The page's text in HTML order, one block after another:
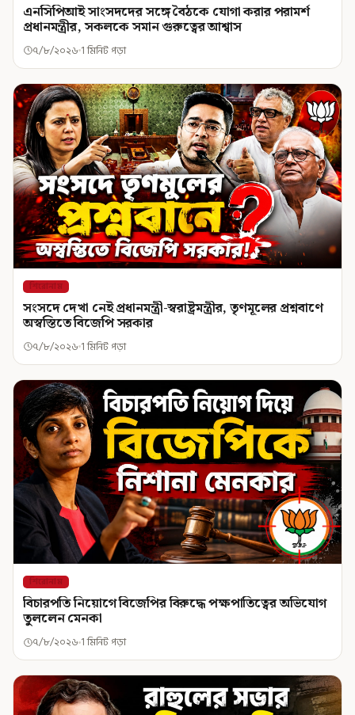
এনসিপিআই সাংসদদের সঙ্গে বৈঠকে যোগা করার পরামর্শ
প্রধানমন্ত্রীর, সকলকে সমান গুরুত্বের আশ্বাস
৭/৮/২০২৬ 1 মিনিট পড়া
শিরোনাম
সংসদে দেখা নেই প্রধানমন্ত্রী-স্বরাষ্ট্রমন্ত্রীর, তৃণমূলের প্রশ্নবাণে
অস্বস্তিতে বিজেপি সরকার
৭/৮/২০২৬ 1 মিনিট পড়া
শিরোনাম
বিচারপতি নিয়োগে বিজেপির বিরুদ্ধে পক্ষপাতিত্বের অভিযোগ
তুললেন মেনকা
৭/৮/২০২৬ 1 মিনিট পড়া